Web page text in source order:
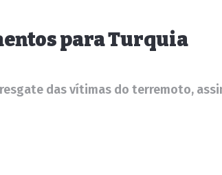
para Turquia
das vítimas do terremoto,